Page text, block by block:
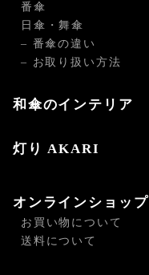
番傘
日傘・舞傘
– 番傘の違い
– お取り扱い方法
和傘のインテリア
灯り AKARI
オンラインショップ
お買い物について
送料について